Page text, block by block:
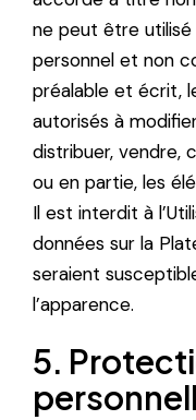
ne peut être utilisé
personnel et non
préalable et écrit,
autorisés à
distribuer, vendre,
ou en partie, les
Il est interdit à
données sur la
seraient
l’apparence.
5.